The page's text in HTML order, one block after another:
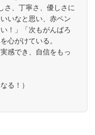
さ、丁寧さ、優しさに
いなと思い、赤ペン
！」「次もがんばろ
心がけている。
感でき、自信をもっ
る！）